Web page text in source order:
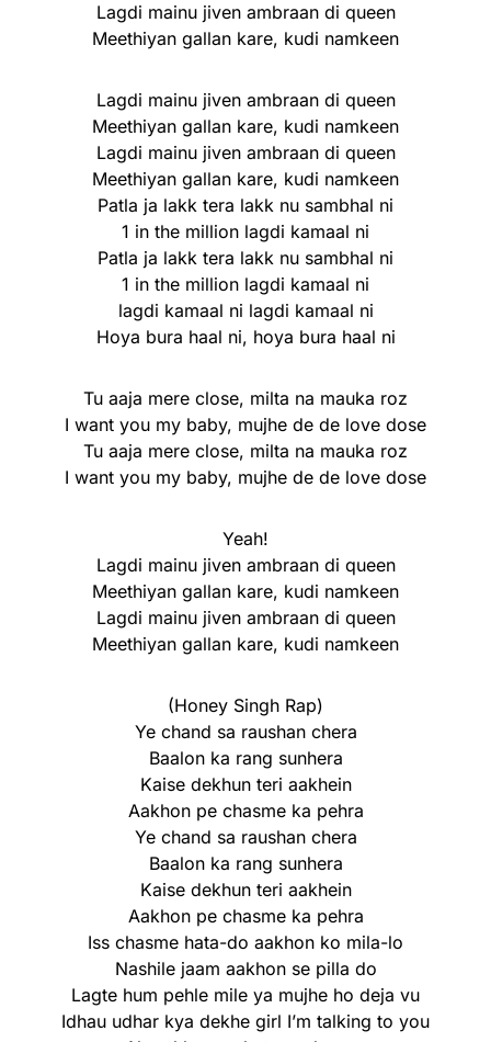
Lagdi mainu jiven ambraan di queen
Meethiyan gallan kare, kudi namkeen
Lagdi mainu jiven ambraan di queen
Meethiyan gallan kare, kudi namkeen
Lagdi mainu jiven ambraan di queen
Meethiyan gallan kare, kudi namkeen
Patla ja lakk tera lakk nu sambhal ni
1 in the million lagdi kamaal ni
Patla ja lakk tera lakk nu sambhal ni
1 in the million lagdi kamaal ni
lagdi kamaal ni lagdi kamaal ni
Hoya bura haal ni, hoya bura haal ni
Tu aaja mere close, milta na mauka roz
I want you my baby, mujhe de de love dose
Tu aaja mere close, milta na mauka roz
I want you my baby, mujhe de de love dose
Yeah!
Lagdi mainu jiven ambraan di queen
Meethiyan gallan kare, kudi namkeen
Lagdi mainu jiven ambraan di queen
Meethiyan gallan kare, kudi namkeen
(Honey Singh Rap)
Ye chand sa raushan chera
Baalon ka rang sunhera
Kaise dekhun teri aakhein
Aakhon pe chasme ka pehra
Ye chand sa raushan chera
Baalon ka rang sunhera
Kaise dekhun teri aakhein
Aakhon pe chasme ka pehra
Iss chasme hata-do aakhon ko mila-lo
Nashile jaam aakhon se pilla do
Lagte hum pehle mile ya mujhe ho deja vu
Idhau udhar kya dekhe girl I’m talking to you